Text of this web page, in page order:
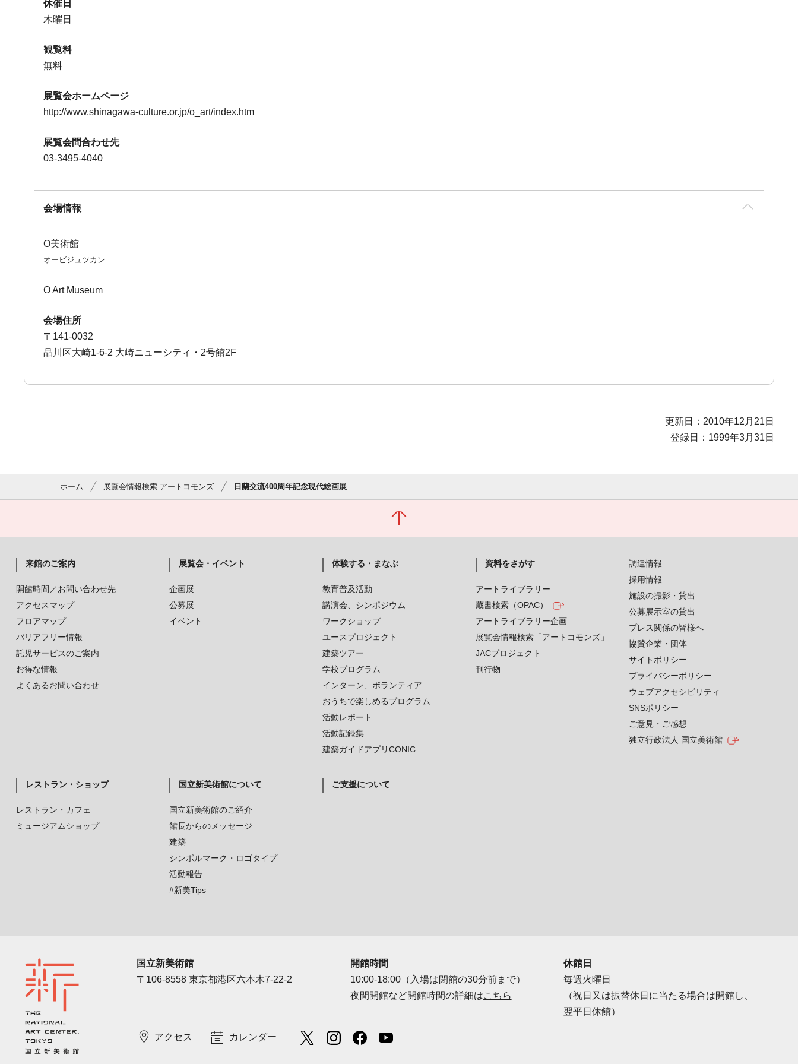
休催日
木曜日
観覧料
無料
展覧会ホームページ
http://www.shinagawa-culture.or.jp/o_art/index.htm
展覧会問合わせ先
03-3495-4040
会場情報
O美術館
オービジュツカン
O Art Museum
会場住所
〒141-0032
品川区大崎1-6-2 大崎ニューシティ・2号館2F
更新日：2010年12月21日
登録日：1999年3月31日
ホーム 展覧会情報検索 アートコモンズ 日蘭交流400周年記念現代絵画展
来館のご案内
開館時間／お問い合わせ先
アクセスマップ
フロアマップ
バリアフリー情報
託児サービスのご案内
お得な情報
よくあるお問い合わせ
展覧会・イベント
企画展
公募展
イベント
体験する・まなぶ
教育普及活動
講演会、シンポジウム
ワークショップ
ユースプロジェクト
建築ツアー
学校プログラム
インターン、ボランティア
おうちで楽しめるプログラム
活動レポート
活動記録集
建築ガイドアプリCONIC
資料をさがす
アートライブラリー
蔵書検索（OPAC）
アートライブラリー企画
展覧会情報検索「アートコモンズ」
JACプロジェクト
刊行物
レストラン・ショップ
レストラン・カフェ
ミュージアムショップ
国立新美術館について
国立新美術館のご紹介
館長からのメッセージ
建築
シンボルマーク・ロゴタイプ
活動報告
#新美Tips
ご支援について
調達情報
採用情報
施設の撮影・貸出
公募展示室の貸出
プレス関係の皆様へ
協賛企業・団体
サイトポリシー
プライバシーポリシー
ウェブアクセシビリティ
SNSポリシー
ご意見・ご感想
独立行政法人 国立美術館
国立新美術館
〒106-8558 東京都港区六本木7-22-2
開館時間
10:00-18:00（入場は閉館の30分前まで）
夜間開館など開館時間の詳細はこちら
休館日
毎週火曜日
（祝日又は振替休日に当たる場合は開館し、
翌平日休館）
アクセス カレンダー